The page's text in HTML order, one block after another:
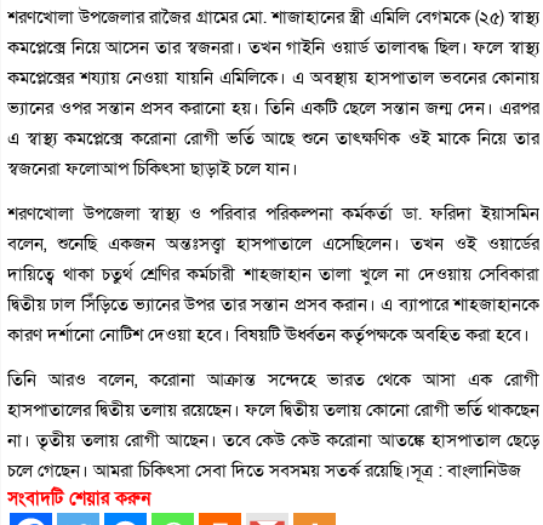
শরণখোলা উপজেলার রাজৈর গ্রামের মো. শাজাহানের স্ত্রী এমিলি বেগমকে (২৫) স্বাস্থ্য
কমপ্লেক্সে নিয়ে আসেন তার স্বজনরা। তখন গাইনি ওয়ার্ড তালাবদ্ধ ছিল। ফলে স্বাস্থ্য
কমপ্লেক্সের শয্যায় নেওয়া যায়নি এমিলিকে। এ অবস্থায় হাসপাতাল ভবনের কোনায়
ভ্যানের ওপর সন্তান প্রসব করানো হয়। তিনি একটি ছেলে সন্তান জন্ম দেন। এরপর
এ স্বাস্থ্য কমপ্লেক্সে করোনা রোগী ভর্তি আছে শুনে তাৎক্ষণিক ওই মাকে নিয়ে তার
স্বজনেরা ফলোআপ চিকিৎসা ছাড়াই চলে যান।
শরণখোলা উপজেলা স্বাস্থ্য ও পরিবার পরিকল্পনা কর্মকর্তা ডা. ফরিদা ইয়াসমিন
বলেন, শুনেছি একজন অন্তঃসত্ত্বা হাসপাতালে এসেছিলেন। তখন ওই ওয়ার্ডের
দায়িত্বে থাকা চতুর্থ শ্রেণির কর্মচারী শাহজাহান তালা খুলে না দেওয়ায় সেবিকারা
দ্বিতীয় ঢাল সিঁড়িতে ভ্যানের উপর তার সন্তান প্রসব করান। এ ব্যাপারে শাহজাহানকে
কারণ দর্শানো নোটিশ দেওয়া হবে। বিষয়টি ঊর্ধ্বতন কর্তৃপক্ষকে অবহিত করা হবে।
তিনি আরও বলেন, করোনা আক্রান্ত সন্দেহে ভারত থেকে আসা এক রোগী
হাসপাতালের দ্বিতীয় তলায় রয়েছেন। ফলে দ্বিতীয় তলায় কোনো রোগী ভর্তি থাকছেন
না। তৃতীয় তলায় রোগী আছেন। তবে কেউ কেউ করোনা আতঙ্কে হাসপাতাল ছেড়ে
চলে গেছেন। আমরা চিকিৎসা সেবা দিতে সবসময় সতর্ক রয়েছি।সূত্র : বাংলানিউজ
সংবাদটি শেয়ার করুন